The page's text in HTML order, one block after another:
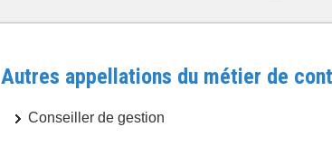
Autres appellations du métier de
Conseiller de gestion